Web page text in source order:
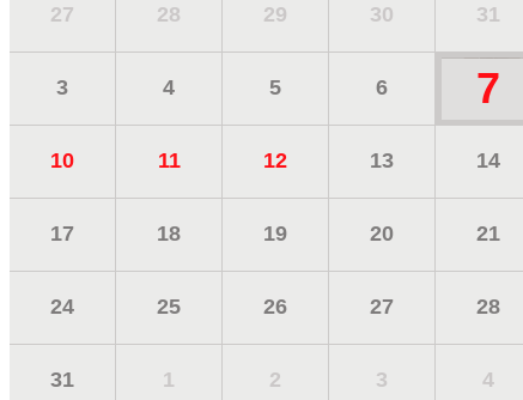
27 28 29 30 31
3 4 5 6 7
10 11 12 13 14
17 18 19 20 21
24 25 26 27 28
31 1 2 3 4